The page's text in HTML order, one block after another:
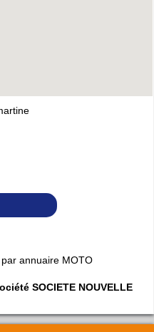
annuaire MOTO
SOCIETE NOUVELLE